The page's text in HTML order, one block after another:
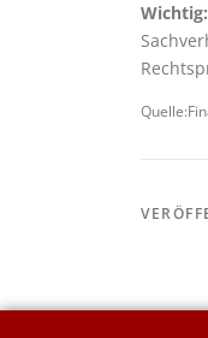
Wichtig: